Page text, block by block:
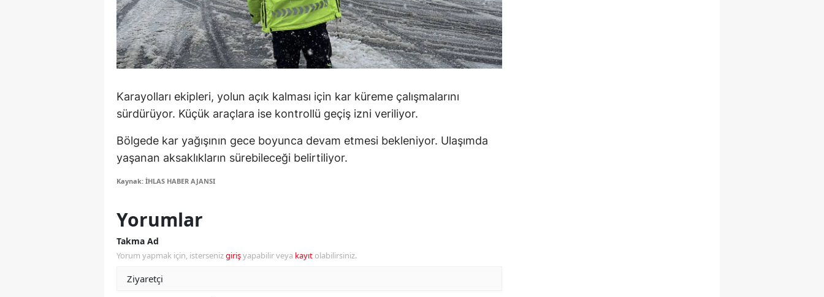
Muş
Nevşehir
Niğde
Ordu
Rize
Sakarya
Karayolları ekipleri, yolun açık kalması için kar küreme çalışmalarını
sürdürüyor. Küçük araçlara ise kontrollü geçiş izni veriliyor.
Bölgede kar yağışının gece boyunca devam etmesi bekleniyor. Ulaşımda
yaşanan aksaklıkların sürebileceği belirtiliyor.
Kaynak: İHLAS HABER AJANSI
Yorumlar
Takma Ad
Yorum yapmak için, istersenizgirişyapabilir veya kayıt olabilirsiniz.